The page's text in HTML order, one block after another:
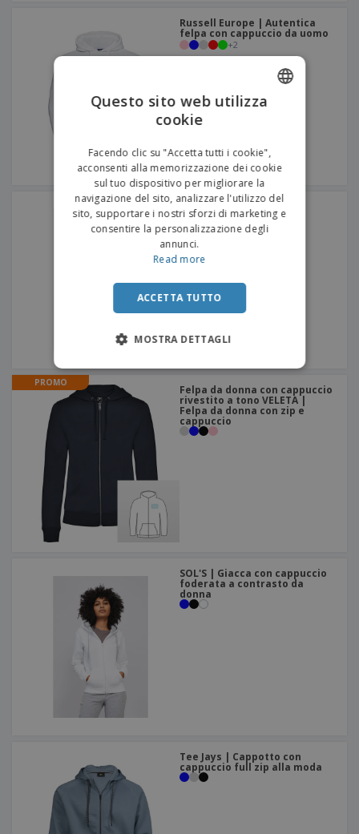
Russell Europe | Autentica
felpa con cappuccio da uomo
+2
SOL'S | Felpa unisex
+3
PROMO
Felpa da donna con cappuccio
rivestito a tono VELETA |
Felpa da donna con zip e
cappuccio
SOL'S | Giacca con cappuccio
foderata a contrasto da
donna
Tee Jays | Cappotto con
cappuccio full zip alla moda
Questo sito web utilizza
cookie
Facendo clic su "Accetta tutti i cookie",
acconsenti alla memorizzazione dei cookie
sul tuo dispositivo per migliorare la
navigazione del sito, analizzare l'utilizzo del
sito, supportare i nostri sforzi di marketing e
consentire la personalizzazione degli
annunci.
Read more
ACCETTA TUTTO
MOSTRA DETTAGLI